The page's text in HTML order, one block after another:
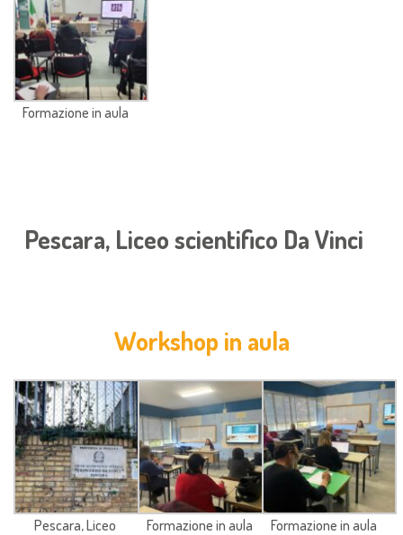
Formazione in aula
Pescara, Liceo scientifico Da Vinci
Workshop in aula
Pescara, Liceo
Formazione in aula Formazione in aula